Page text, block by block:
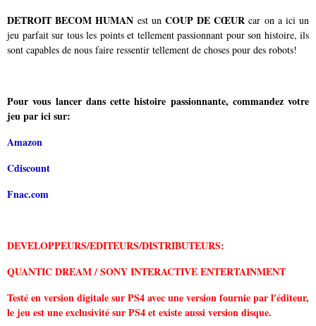
DETROIT BECOM HUMAN est un COUP DE CŒUR car on a ici un
jeu parfait sur tous les points et tellement passionnant pour son histoire, ils
sont capables de nous faire ressentir tellement de choses pour des robots!
Pour vous lancer dans cette histoire passionnante, commandez votre
jeupar ici sur:
Amazon
Cdiscount
Fnac.com
DEVELOPPEURS/EDITEURS/DISTRIBUTEURS:
QUANTIC DREAM / SONY INTERACTIVE ENTERTAINMENT
Testé en version digitale sur PS4 avec une version fournie par l'éditeur,
le jeu est une exclusivité sur PS4 et existe aussi version disque.